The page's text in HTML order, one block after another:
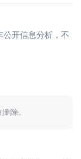
公开信息分析，不
除。